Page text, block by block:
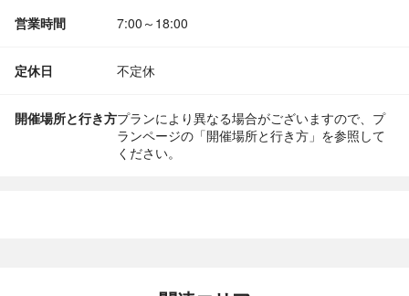
営業時間 7:00～18:00
定休日 不定休
開催場所と行き方プランにより異なる場合がございますので、プ
ランページの「開催場所と行き方」を参照して
ください。